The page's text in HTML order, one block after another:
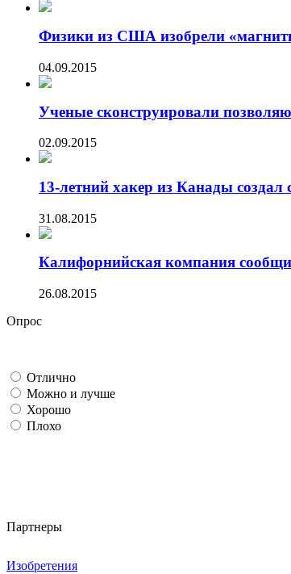
Физики из США изобрели
04.09.2015
Ученые сконструировали
02.09.2015
13-летний хакер из Канады создал
31.08.2015
Калифорнийская компания
26.08.2015
Опрос
Отлично
Можно и лучше
Хорошо
Плохо
Партнеры
Изобретения